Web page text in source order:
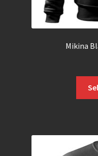
Mikina